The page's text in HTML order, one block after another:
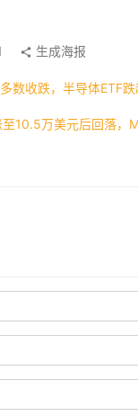
生成海报
数收跌，半导体ETF
10.5万美元后回落，